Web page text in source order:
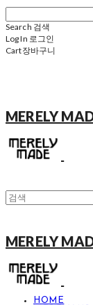
Search 검색
Log In 로그인
Cart장바구니
MERELY
MERELY
HOME